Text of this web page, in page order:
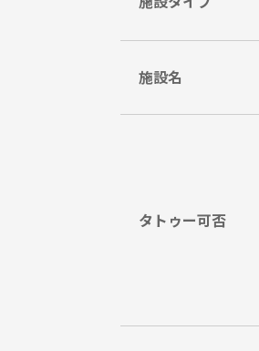
施設名
タトゥー可否